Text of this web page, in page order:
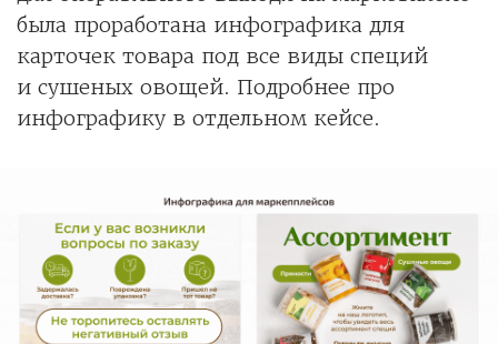
была проработана инфографика для
карточек товара под все виды специй
и сушеных овощей. Подробнее про
инфографику в отдельном кейсе.